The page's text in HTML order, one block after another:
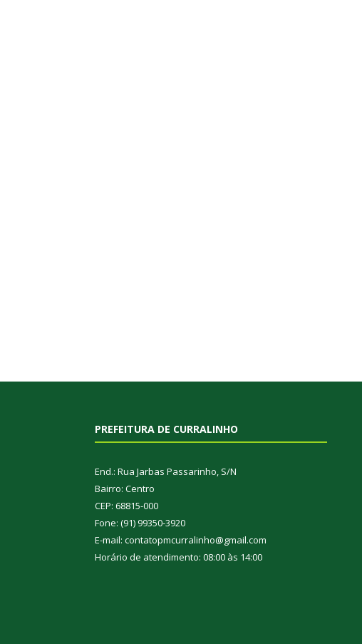
PREFEITURA DE CURRALINHO
End.: Rua Jarbas Passarinho, S/N
Bairro: Centro
CEP: 68815-000
Fone: (91) 99350-3920
E-mail: contatopmcurralinho@gmail.com
Horário de atendimento: 08:00 às 14:00